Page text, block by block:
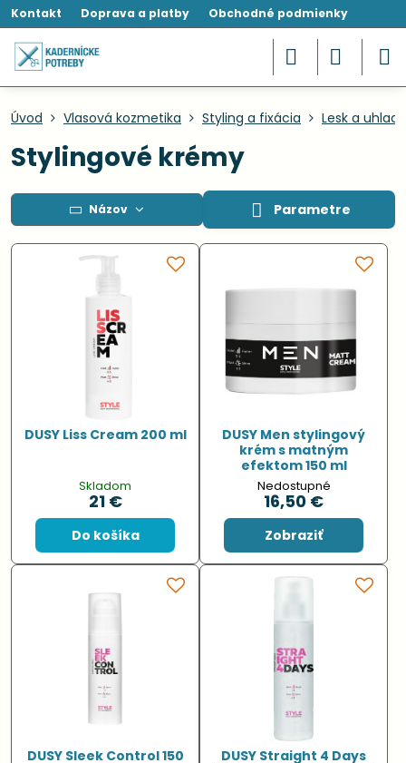
Kontakt Doprava a platby Obchodné podmienky
Úvod Vlasová kozmetika Styling a fixácia Lesk a
Stylingové krémy
Názov Parametre
DUSY Liss Cream 200 ml
Skladom
21 €
Do košíka
DUSY Men stylingový
krém s matným
efektom 150 ml
Nedostupné
16,50 €
Zobraziť
DUSY Sleek Control 150
DUSY Straight 4 Days